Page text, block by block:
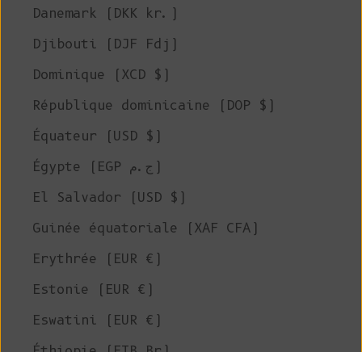
Danemark (DKK kr.)
Djibouti (DJF Fdj)
Dominique (XCD $)
République dominicaine (DOP $)
Équateur (USD $)
Égypte (EGP ج.م)
El Salvador (USD $)
Guinée équatoriale (XAF CFA)
Erythrée (EUR €)
Estonie (EUR €)
Eswatini (EUR €)